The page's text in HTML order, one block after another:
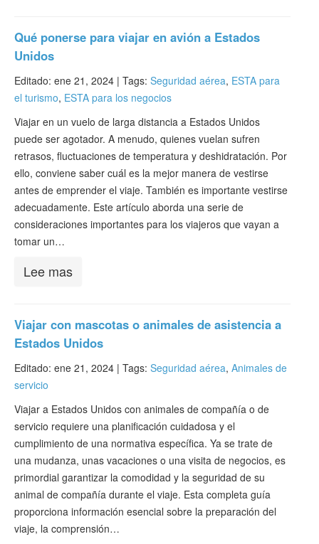
Qué ponerse para viajar en avión a Estados
Unidos
Editado: ene 21, 2024 | Tags: Seguridad aérea, ESTA para
el turismo, ESTA para los negocios
Viajar en un vuelo de larga distancia a Estados Unidos
puede ser agotador. A menudo, quienes vuelan sufren
retrasos, fluctuaciones de temperatura y deshidratación. Por
ello, conviene saber cuál es la mejor manera de vestirse
antes de emprender el viaje. También es importante vestirse
adecuadamente. Este artículo aborda una serie de
consideraciones importantes para los viajeros que vayan a
tomar un…
Lee mas
Viajar con mascotas o animales de asistencia a
Estados Unidos
Editado: ene 21, 2024 | Tags: Seguridad aérea, Animales de
servicio
Viajar a Estados Unidos con animales de compañía o de
servicio requiere una planificación cuidadosa y el
cumplimiento de una normativa específica. Ya se trate de
una mudanza, unas vacaciones o una visita de negocios, es
primordial garantizar la comodidad y la seguridad de su
animal de compañía durante el viaje. Esta completa guía
proporciona información esencial sobre la preparación del
viaje, la comprensión…